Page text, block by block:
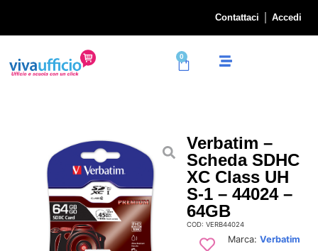
Contattaci Accedi
0
Verbatim –
Scheda SDHC
XC Class UH
S-1 – 44024 –
64GB
COD: VERB44024
Marca: Verbatim